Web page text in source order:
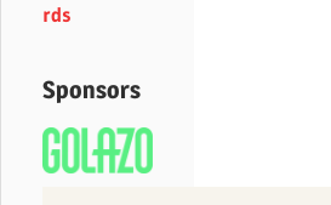
rds
Sponsors